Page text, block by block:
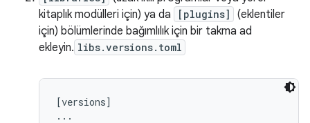
kitaplık modülleri için) ya da
[plugins]
(eklentiler
için) bölümlerinde bağımlılık için bir takma ad
ekleyin. libs.versions.toml
[versions]
...